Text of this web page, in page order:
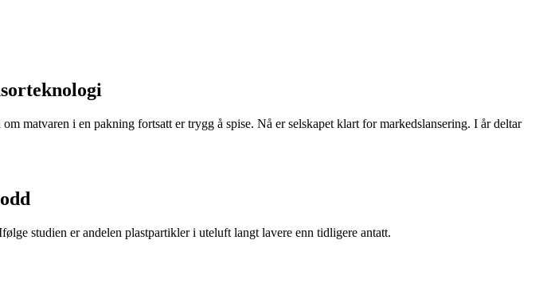
matvaren i en pakning fortsatt er trygg å spise. Nå er selskapet klart for markedslansering. I år deltar
studien er andelen plastpartikler i uteluft langt lavere enn tidligere antatt.